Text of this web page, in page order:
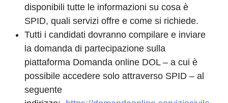
disponibili tutte le informazioni su cosa è
SPID, quali servizi offre e come si richiede.
Tutti i candidati dovranno compilare e inviare
la domanda di partecipazione sulla
piattaforma Domanda online DOL – a cui è
possibile accedere solo attraverso SPID – al
seguente